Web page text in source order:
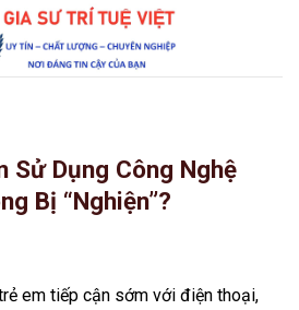
Sử Dụng Công Nghệ
Bị “Nghiện”?
em tiếp cận sớm với điện thoại,